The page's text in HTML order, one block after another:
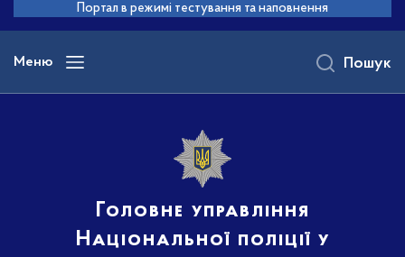
основного
вмісту
Портал в режимі тестування та наповнення
Меню
Головне управління
Національної поліції у
Пошук